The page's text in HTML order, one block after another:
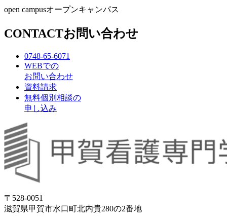
open campusオープンキャンパス
CONTACTお問い合わせ
0748-65-6071
WEBでの
お問い合わせ
資料請求
無料個別相談の
申し込み
〒528-0051
滋賀県甲賀市水口町北内貴280の2番地